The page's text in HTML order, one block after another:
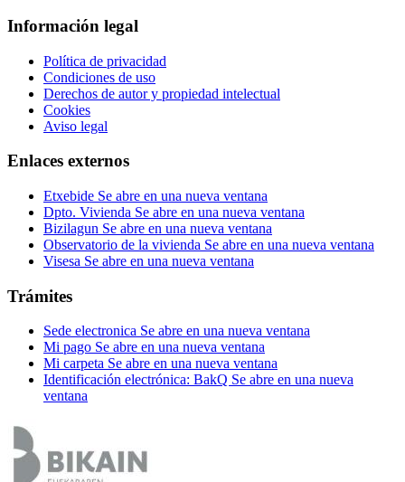
Información legal
Política de privacidad
Condiciones de uso
Derechos de autor y propiedad intelectual
Cookies
Aviso legal
Enlaces externos
Etxebide Se abre en una nueva ventana
Dpto. Vivienda Se abre en una nueva ventana
Bizilagun Se abre en una nueva ventana
Observatorio de la vivienda Se abre en una nueva ventana
Visesa Se abre en una nueva ventana
Trámites
Sede electronica Se abre en una nueva ventana
Mi pago Se abre en una nueva ventana
Mi carpeta Se abre en una nueva ventana
Identificación electrónica: BakQ Se abre en una nueva
ventana